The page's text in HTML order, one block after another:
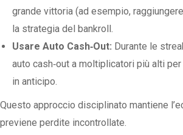
grande vittoria (ad esempio,
la strategia del bankroll.
Usare Auto Cash‑Out: Durante le
auto cash‑out a moltiplicatori più alti
in anticipo.
Questo approccio disciplinato mantiene
previene perdite incontrollate.